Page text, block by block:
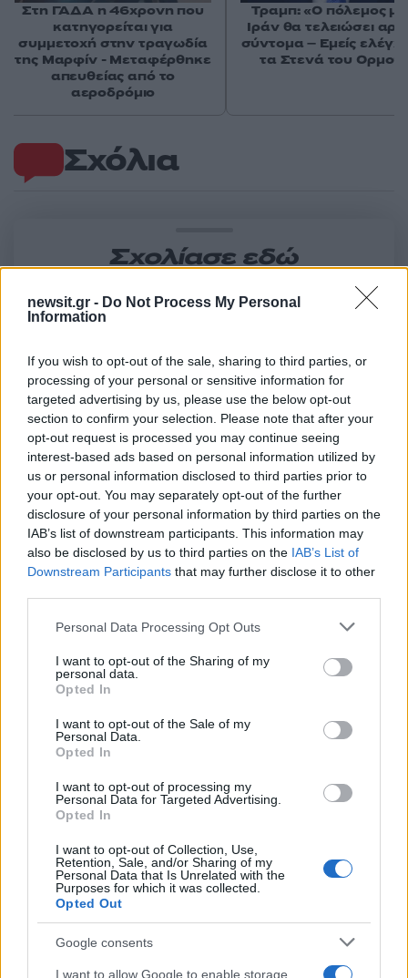
newsit.gr - Do Not Process My Personal
Information
If you wish to opt-out of the sale, sharing to third parties, or
processing of your personal or sensitive information for
targeted advertising by us, please use the below opt-out
section to confirm your selection. Please note that after your
opt-out request is processed you may continue seeing
interest-based ads based on personal information utilized by
us or personal information disclosed to third parties prior to
your opt-out. You may separately opt-out of the further
disclosure of your personal information by third parties on the
IAB’s list of downstream participants. This information may
also be disclosed by us to third parties on the IAB’s List of
Downstream Participants that may further disclose it to other
Please note that this website/app uses one or more Google
not limited to your visit or usage behaviour. You may click to
grant or deny consent to Google and its third-party tags to
use your data for below specified purposes in below Google
consent section.
Personal Data Processing Opt Outs
I want to opt-out of the Sharing of my
personal data.
Opted In
I want to opt-out of the Sale of my
Personal Data.
Opted In
I want to opt-out of processing my
Personal Data for Targeted Advertising.
Opted In
I want to opt-out of Collection, Use,
Retention, Sale, and/or Sharing of my
Personal Data that Is Unrelated with the
Purposes for which it was collected.
Opted Out
Google consents
I want to allow Google to enable storage
Σχόλια
Σχολίασε εδώ
2000 /2000
Υποβολή σχολίου
Όροι Χρήσης. Το site προστατεύεται από reCAPTCHA, ισχύουν
Πολιτική Απορρήτου&Όροι Χρήσηςτης Google.
Ελλάδα
ΑΡΗΣ ΜΟΥΓΚΟΠΕΤΡΟΣ
ΚΛΑΡΙΝΟ
Share:
Ακολουθήστε το Νewsit.gr στο Google News
ενημερωθείτε πρώτοι για όλη την ειδησεογραφία και τα
Στη ΓΑΔΑ η 46χρονη που
κατηγορείται για
συμμετοχή στην τραγωδία
της Μαρφίν - Μεταφέρθηκε
απευθείας από το
αεροδρόμιο
Τραμπ: «Ο πόλεμος με
Ιράν θα τελειώσει
σύντομα – Εμείς
τα Στενά του
Πιο δημοφιλή
Έφυγαν οι συνεργάτες, μένει η Μαρία
Καρυστιανού - Η επόμενη μέρα για την
«Ελπίδα για τη Δημοκρατία»
Συγκίνηση στο τελευταίο αντίο στον Λάκη
Χαλκιά: Με την «Φάμπρικα», λαούτο και
κλαρίνα αποχαιρέτησαν την εμβληματική
φωνή της μεταπολίτευσης